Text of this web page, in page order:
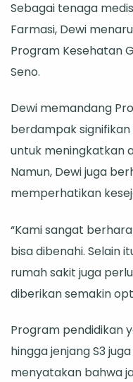
Sebagai tenaga
Farmasi, Dewi
Program Kesehatan
Seno.
Dewi memandang
berdampak
untuk meningkatkan
Namun, Dewi juga
memperhatikan
“Kami sangat
bisa dibenahi. Selain
rumah sakit juga
diberikan semakin
Program pendidikan
hingga jenjang S3
menyatakan bahwa